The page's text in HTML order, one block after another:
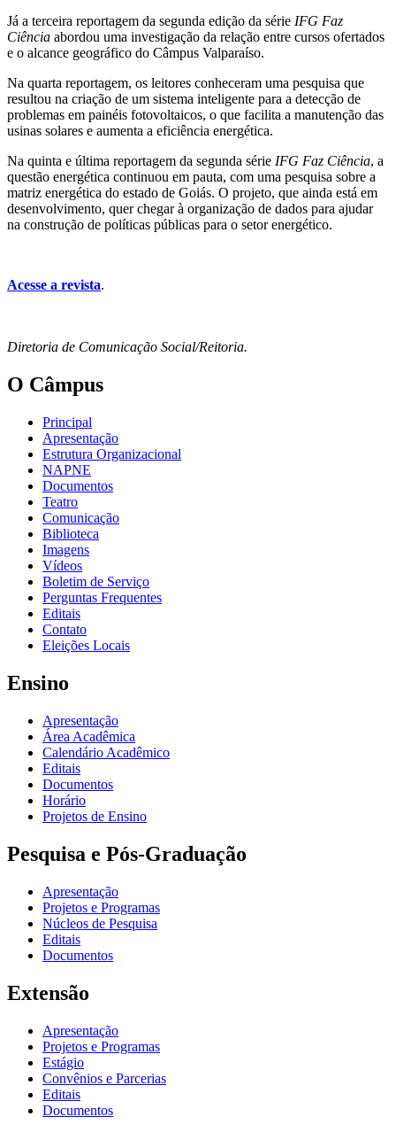
Já a terceira reportagem da segunda edição da série IFG Faz
Ciência abordou uma investigação da relação entre cursos ofertados
e o alcance geográfico do Câmpus Valparaíso.
Na quarta reportagem, os leitores conheceram uma pesquisa que
resultou na criação de um sistema inteligente para a detecção de
problemas em painéis fotovoltaicos, o que facilita a manutenção das
usinas solares e aumenta a eficiência energética.
Na quinta e última reportagem da segunda série IFG Faz Ciência, a
questão energética continuou em pauta, com uma pesquisa sobre a
matriz energética do estado de Goiás. O projeto, que ainda está em
desenvolvimento, quer chegar à organização de dados para ajudar
na construção de políticas públicas para o setor energético.
Acesse a revista.
Diretoria de Comunicação Social/Reitoria.
O Câmpus
Principal
Apresentação
Estrutura Organizacional
NAPNE
Documentos
Teatro
Comunicação
Biblioteca
Imagens
Vídeos
Boletim de Serviço
Perguntas Frequentes
Editais
Contato
Eleições Locais
Ensino
Apresentação
Área Acadêmica
Calendário Acadêmico
Editais
Documentos
Horário
Projetos de Ensino
Pesquisa e Pós-Graduação
Apresentação
Projetos e Programas
Núcleos de Pesquisa
Editais
Documentos
Extensão
Apresentação
Projetos e Programas
Estágio
Convênios e Parcerias
Editais
Documentos